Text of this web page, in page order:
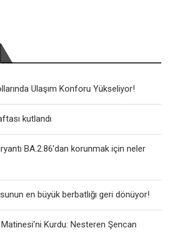
Ulaşım Konforu Yükseliyor!
kutlandı
BA.2.86’dan korunmak için neler
en büyük berbatlığı geri dönüyor!
Matinesi’ni Kurdu: Nesteren Şencan